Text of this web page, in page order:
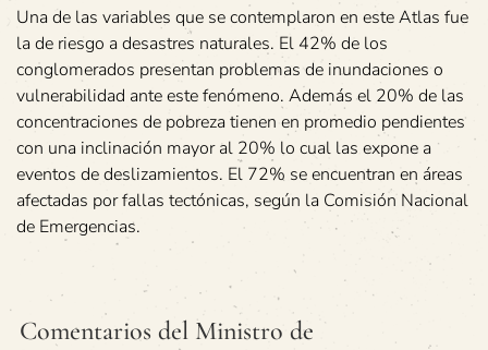
Una de las variables que se contemplaron en este Atlas fue
la de riesgo a desastres naturales. El 42% de los
conglomerados presentan problemas de inundaciones o
vulnerabilidad ante este fenómeno. Además el 20% de las
concentraciones de pobreza tienen en promedio pendientes
con una inclinación mayor al 20% lo cual las expone a
eventos de deslizamientos. El 72% se encuentran en áreas
afectadas por fallas tectónicas, según la Comisión Nacional
de Emergencias.
Comentarios del Ministro de